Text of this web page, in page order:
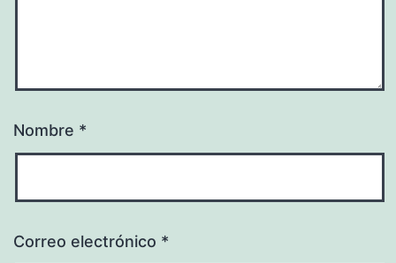
Nombre *
Correo electrónico *